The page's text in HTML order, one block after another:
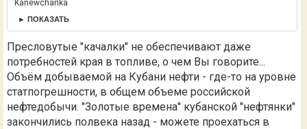
Kanewchanka
► ПОКАЗАТЬ
Пресловутые "качалки" не обеспечивают даже
потребностей края в топливе, о чем Вы говорите...
Объём добываемой на Кубани нефти - где-то на уровне
статпогрешности, в общем объеме российской
нефтедобычи. "Золотые времена" кубанской "нефтянки"
закончились полвека назад - можете проехаться в